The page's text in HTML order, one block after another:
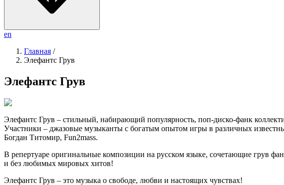
en
Главная /
Элефантс Грув
Элефантс Грув
Элефантс Грув – стильный, набирающий популярность, поп-диско-фанк
Участники – джазовые музыканты с богатым опытом игры в различных
Богдан Титомир, Fun2mass.
В репертуаре оригинальные композиции на русском языке, сочетающие грув
и без любимых мировых хитов!
Элефантс Грув – это музыка о свободе, любви и настоящих чувствах!